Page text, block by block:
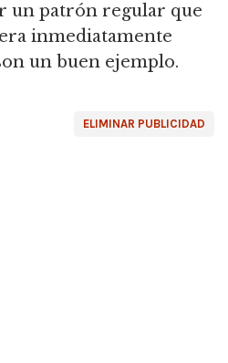
un patrón regular que
inmediatamente
un buen ejemplo.
ELIMINAR PUBLICIDAD